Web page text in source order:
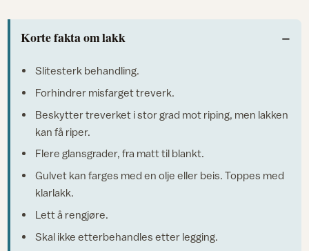
Korte fakta om lakk
Slitesterk behandling.
Forhindrer misfarget treverk.
Beskytter treverket i stor grad mot riping, men lakken
kan få riper.
Flere glansgrader, fra matt til blankt.
Gulvet kan farges med en olje eller beis. Toppes med
klarlakk.
Lett å rengjøre.
Skal ikke etterbehandles etter legging.